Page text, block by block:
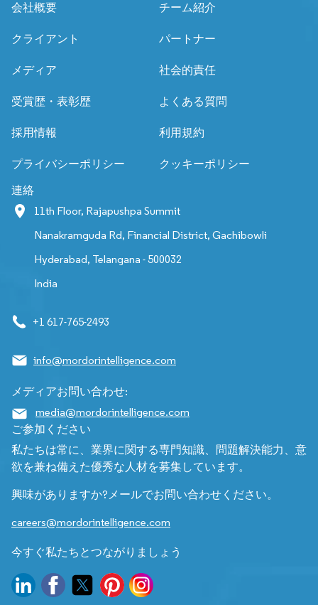
会社概要
チーム紹介
クライアント パートナー
メディア 社会的責任
受賞歴・表彰歴 よくある質問
採用情報 利用規約
プライバシーポリシー クッキーポリシー
連絡
11th Floor, Rajapushpa Summit
Nanakramguda Rd, Financial District, Gachibowli
Hyderabad, Telangana - 500032
India
+1 617-765-2493
info@mordorintelligence.com
メディアお問い合わせ:
media@mordorintelligence.com
ご参加ください
私たちは常に、業界に関する専門知識、問題解決能力、意
欲を兼ね備えた優秀な人材を募集しています。
興味がありますか?メールでお問い合わせください。
careers@mordorintelligence.com
今すぐ私たちとつながりましょう